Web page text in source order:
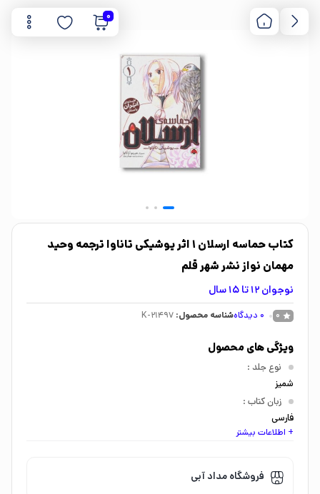
0
کتاب حماسه ارسلان 1 اثر یوشیکی تاناوا ترجمه وحید
مهمان نواز نشر شهر قلم
نوجوان 12 تا 15 سال
0
0 دیدگاهشناسه محصول: K-21497
ویژگی های محصول
نوع جلد :
شمیز
زبان کتاب :
فارسی
اندازه کتاب:
گروه سنی :
کودک 9 تا 12 سال
نوجوان 12 تا 15 سال
+ اطلاعات بیشتر
فروشگاه مداد آبی